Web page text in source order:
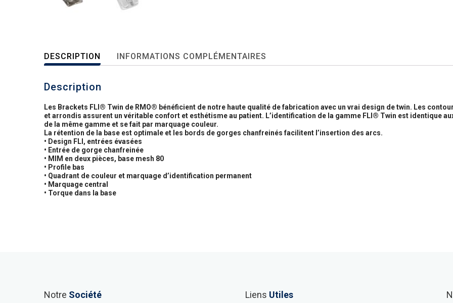
DESCRIPTION INFORMATIONS COMPLÉMENTAIRES
Description
Les Brackets FLI® Twin de RMO® bénéficient de notre haute qualité de fabrication avec un vrai design de twin. Les
et arrondis assurent un véritable confort et esthétisme au patient. L’identification de la gamme FLI® Twin est identique
de la même gamme et se fait par marquage couleur.
La rétention de la base est optimale et les bords de gorges chanfreinés facilitent l’insertion des arcs.
• Design FLI, entrées évasées
• Entrée de gorge chanfreinée
• MIM en deux pièces, base mesh 80
• Profile bas
• Quadrant de couleur et marquage d’identification permanent
• Marquage central
• Torque dans la base
Notre Société Liens Utiles